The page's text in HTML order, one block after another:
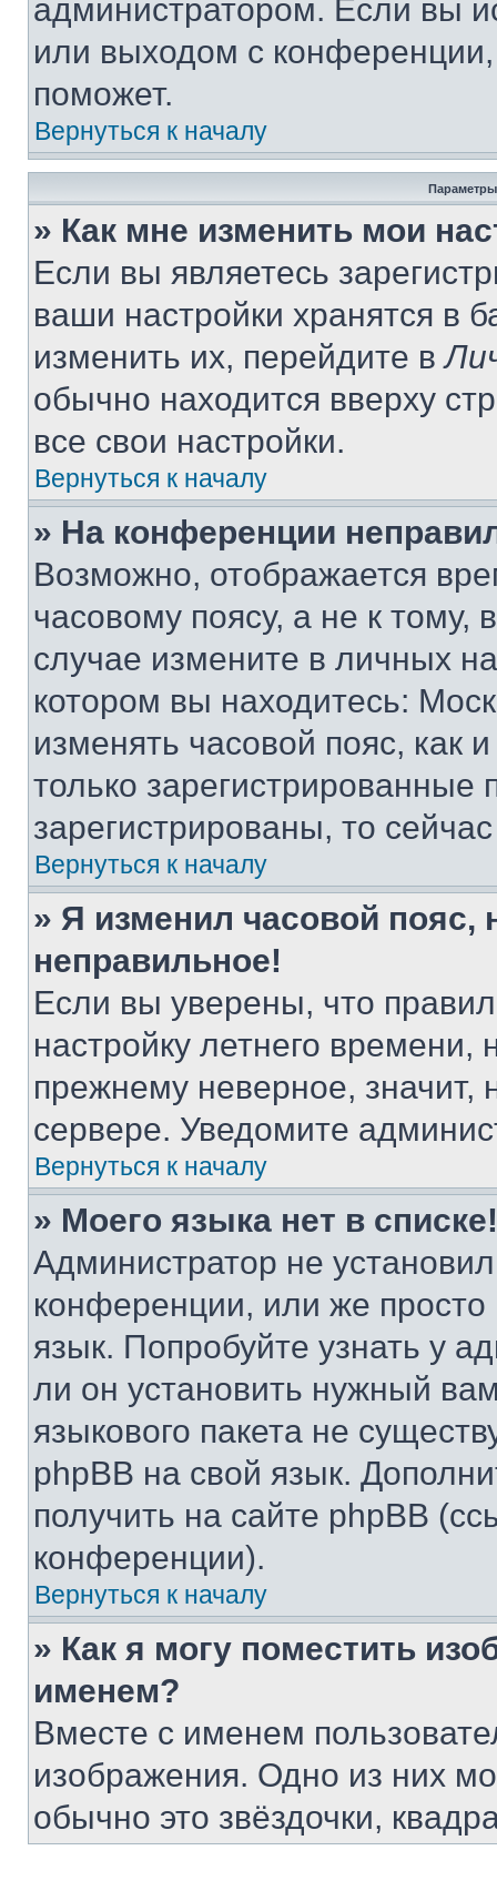
администратором. Если вы
или выходом с
поможет.
Вернуться к началу
Параметры
» Как мне изменить мои
Если вы являетесь
ваши настройки хранятся в
изменить их, перейдите в
обычно находится вверху
все свои настройки.
Вернуться к началу
» На конференции
Возможно, отображается
часовому поясу, а не к тому,
случае измените в личных
котором вы находитесь:
изменять часовой пояс, как
только
зарегистрированы, то
Вернуться к началу
» Я изменил часовой пояс,
неправильное!
Если вы уверены, что
настройку летнего
прежнему неверное, значит,
сервере. Уведомите
Вернуться к началу
» Моего языка нет в списке!
Администратор не
конференции, или же
язык. Попробуйте узнать у
ли он установить нужный
языкового пакета не
phpBB на свой язык.
получить на сайте phpBB
конференции).
Вернуться к началу
» Как я могу поместить
именем?
Вместе с именем
изображения. Одно из них
обычно это звёздочки,